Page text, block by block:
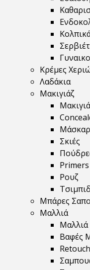
Κρέμες
Λαδάκια
Μακιγιάζ
Σκιές
Primers
Ρουζ
Μπάρες
Μαλλιά
Μαλλιά
Βαφές